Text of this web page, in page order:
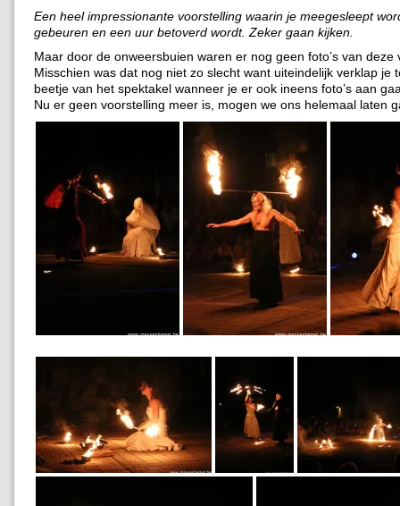
Een heel impressionante voorstelling waarin je meegesleept
gebeuren en een uur betoverd wordt. Zeker gaan kijken.
Maar door de onweersbuien waren er nog geen foto’s van deze
Misschien was dat nog niet zo slecht want uiteindelijk verklap je
beetje van het spektakel wanneer je er ook ineens foto’s aan
Nu er geen voorstelling meer is, mogen we ons helemaal laten